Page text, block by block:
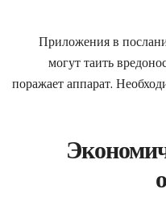
Приложения в
могут таить
поражает аппарат.